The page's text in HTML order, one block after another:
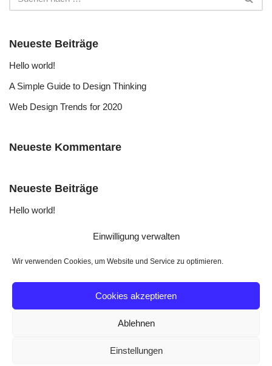
Einwilligung verwalten
Wir verwenden Cookies, um Website und Service zu optimieren.
Cookies akzeptieren
Ablehnen
Einstellungen
Neueste Beiträge
Hello world!
A Simple Guide to Design Thinking
Web Design Trends for 2020
Neueste Kommentare
Neueste Beiträge
Hello world!
A Simple Guide to Design Thinking
Neueste Kommentare